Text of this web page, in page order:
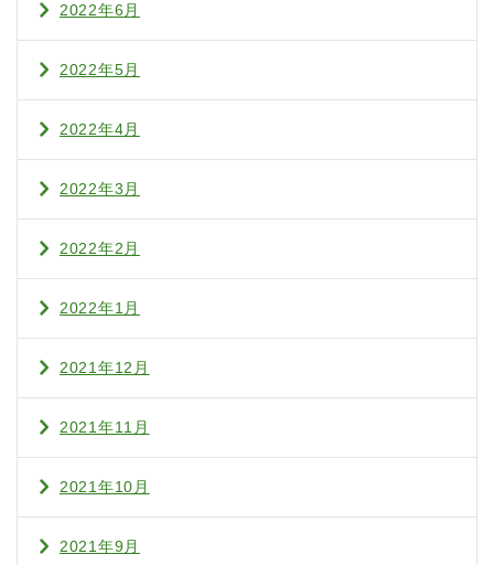
2022年6月
2022年5月
2022年4月
2022年3月
2022年2月
2022年1月
2021年12月
2021年11月
2021年10月
2021年9月